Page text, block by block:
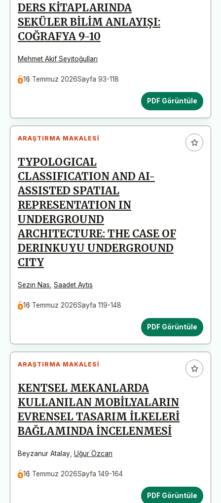
DERS KİTAPLARINDA
SEKÜLER BİLİM ANLAYIŞI:
COĞRAFYA 9-10
Mehmet Akif Seyitoğulları
16 Temmuz 2026Sayfa 93-118
PDF Görüntüle
ARAŞTIRMA MAKALESI
TYPOLOGICAL
CLASSIFICATION AND AI-
ASSISTED SPATIAL
REPRESENTATION IN
UNDERGROUND
ARCHITECTURE: THE CASE OF
DERINKUYU UNDERGROUND
CITY
Sezin Nas Saadet Aytıs
16 Temmuz 2026Sayfa 119-148
PDF Görüntüle
ARAŞTIRMA MAKALESI
KENTSEL MEKANLARDA
KULLANILAN MOBİLYALARIN
EVRENSEL TASARIM İLKELERİ
BAĞLAMINDA İNCELENMESİ
Beyzanur Atalay Uğur Özcan
16 Temmuz 2026Sayfa 149-164
PDF Görüntüle